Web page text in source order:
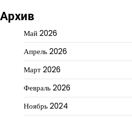
Архив
Май 2026
Апрель 2026
Март 2026
Февраль 2026
Ноябрь 2024